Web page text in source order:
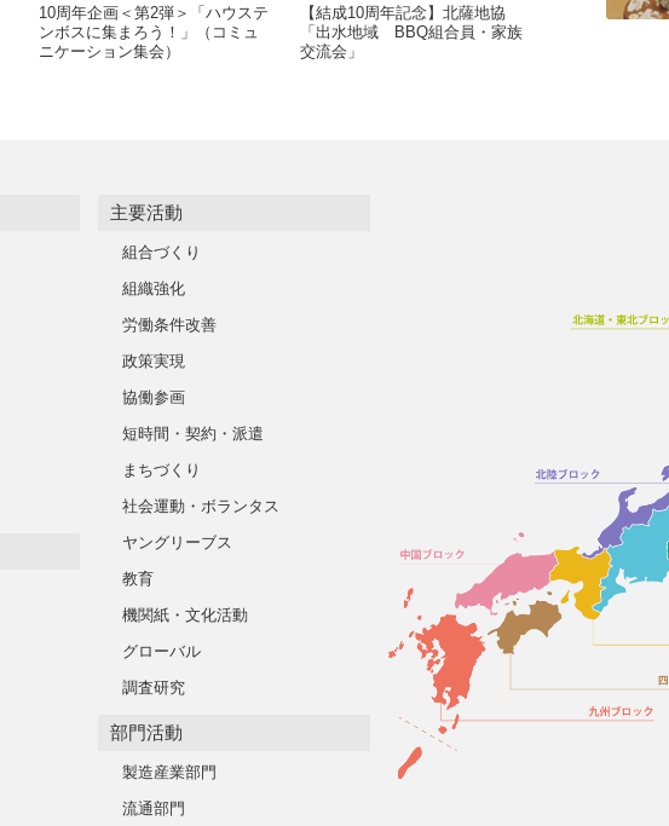
10周年企画＜第2弾＞「ハウステ
ンボスに集まろう！」（コミュ
ニケーション集会）
【結成10周年記念】北薩地協
「出水地域 BBQ組合員・家族
交流会」
主要活動
組合づくり
組織強化
労働条件改善
政策実現
協働参画
短時間・契約・派遣
まちづくり
社会運動・ボランタス
ヤングリーブス
教育
機関紙・文化活動
グローバル
調査研究
部門活動
製造産業部門
流通部門